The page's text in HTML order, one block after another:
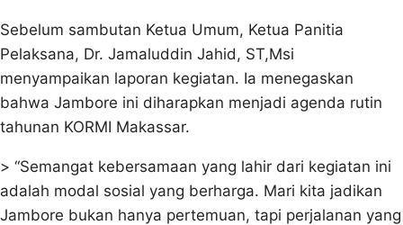
Sebelum sambutan Ketua Umum, Ketua Panitia
Pelaksana, Dr. Jamaluddin Jahid, ST,Msi
menyampaikan laporan kegiatan. Ia menegaskan
bahwa Jambore ini diharapkan menjadi agenda rutin
tahunan KORMI Makassar.
> “Semangat kebersamaan yang lahir dari kegiatan ini
adalah modal sosial yang berharga. Mari kita jadikan
Jambore bukan hanya pertemuan, tapi perjalanan yang